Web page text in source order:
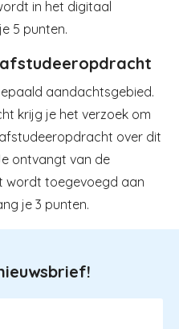
in het digitaal
5 punten.
aandachtsgebied.
krijg je het verzoek om
over dit
ontvangt van de
wordt toegevoegd aan
je 3 punten.